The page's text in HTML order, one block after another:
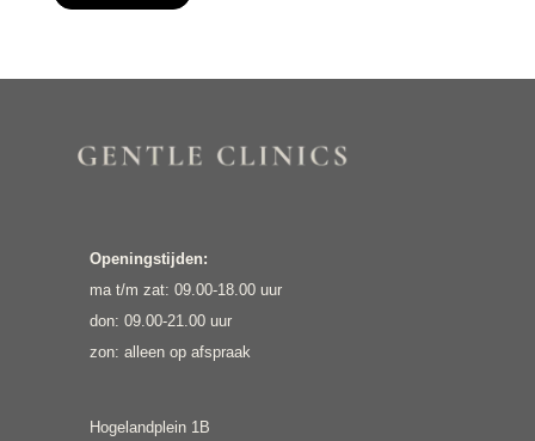
Openingstijden:
ma t/m zat: 09.00-18.00 uur
don: 09.00-21.00 uur
zon: alleen op afspraak
Hogelandplein 1B